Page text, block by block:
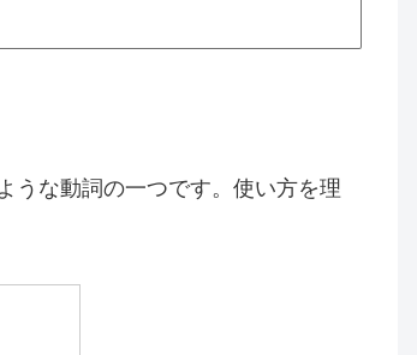
うな動詞の一つです。使い方を理